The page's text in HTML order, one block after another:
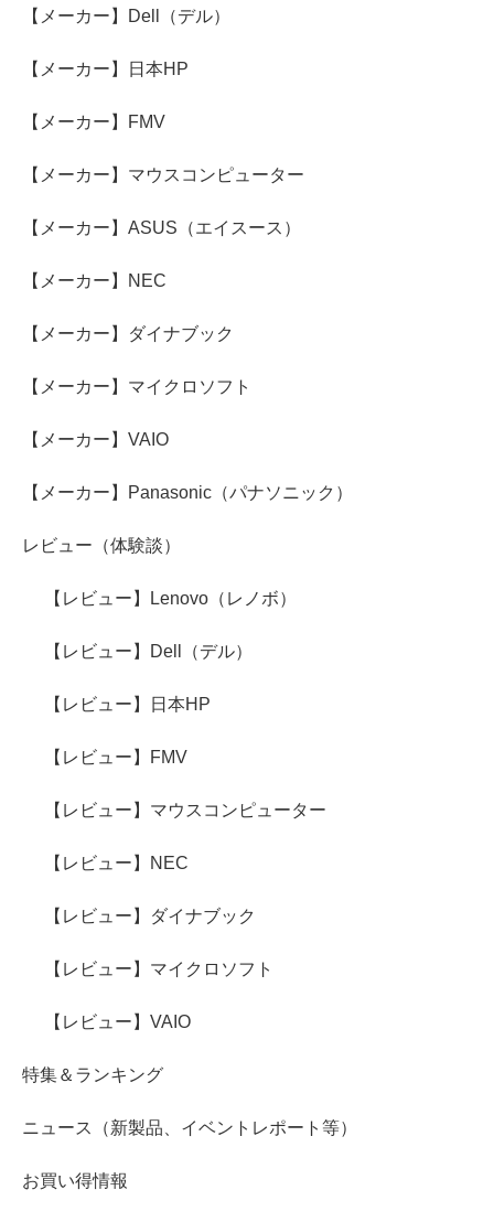
【メーカー】Dell（デル）
【メーカー】日本HP
【メーカー】FMV
【メーカー】マウスコンピューター
【メーカー】ASUS（エイスース）
【メーカー】NEC
【メーカー】ダイナブック
【メーカー】マイクロソフト
【メーカー】VAIO
【メーカー】Panasonic（パナソニック）
レビュー（体験談）
【レビュー】Lenovo（レノボ）
【レビュー】Dell（デル）
【レビュー】日本HP
【レビュー】FMV
【レビュー】マウスコンピューター
【レビュー】NEC
【レビュー】ダイナブック
【レビュー】マイクロソフト
【レビュー】VAIO
特集＆ランキング
ニュース（新製品、イベントレポート等）
お買い得情報